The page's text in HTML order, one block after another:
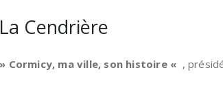
Cendrière
» Cormicy, ma ville, son histoire « ,